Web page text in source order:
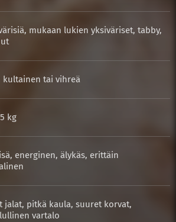
mukaan lukien yksiväriset, tabby,
kultainen tai vihreä
kg
energinen, älykäs, erittäin
jalat, pitkä kaula, suuret korvat,
vartalo